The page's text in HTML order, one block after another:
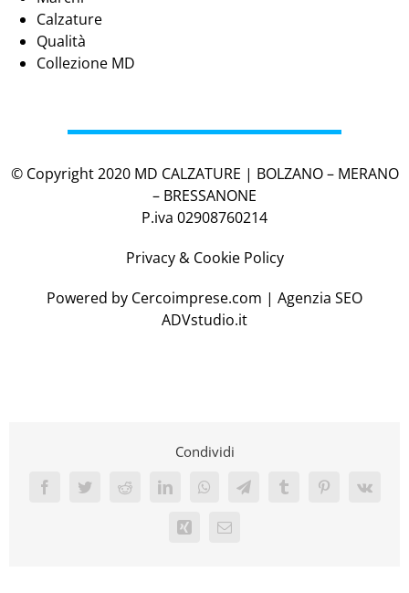
Calzature
Qualità
Collezione MD
© Copyright 2020 MD CALZATURE | BOLZANO – MERANO
– BRESSANONE
P.iva 02908760214
Privacy & Cookie Policy
Powered by Cercoimprese.com | Agenzia SEO
ADVstudio.it
Condividi
FacebookTwitterRedditLinkedInWhatsAppTelegramTumblrPinterest
Vk
Xing Email